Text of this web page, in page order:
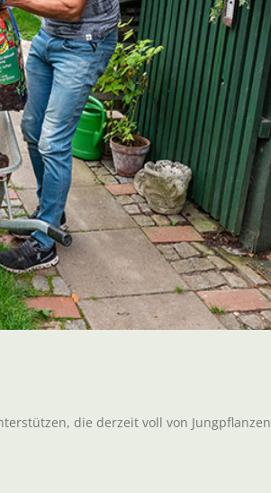
die derzeit voll von Jungpflanzen